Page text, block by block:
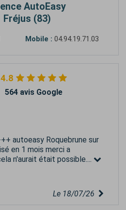
AutoEasy
Fréjus (83)
Mobile : 04.94.19.71.03
4.8
564 avis Google
autoeasy Roquebrune sur
en 1 mois merci a
n'aurait était possible....
Le 18/07/26